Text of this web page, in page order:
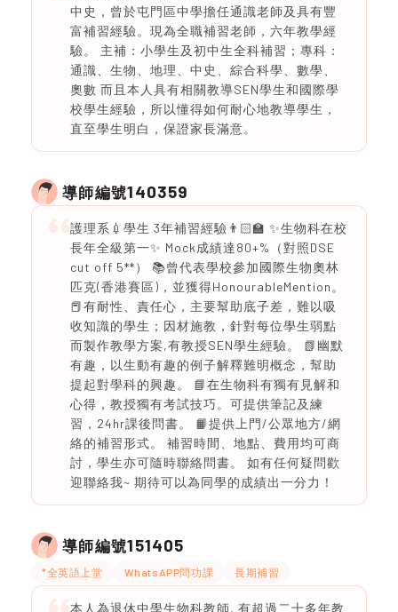
中史，曾於屯門區中學擔任通識老師及具有豐
富補習經驗。現為全職補習老師，六年教學經
驗。 主補：小學生及初中生全科補習；專科：
通識、生物、地理、中史、綜合科學、數學、
奧數 而且本人具有相關教導SEN學生和國際學
校學生經驗，所以懂得如何耐心地教導學生，
直至學生明白，保證家長滿意。
導師編號140359
護理系💉學生 3年補習經驗👨🏻‍🏫 ✨生物科在校
長年全級第一✨ Mock成績達80+%（對照DSE
cut off 5**） 📚曾代表學校參加國際生物奧林
匹克(香港賽區)，並獲得HonourableMention。
📕有耐性、責任心，主要幫助底子差，難以吸
收知識的學生；因材施教，針對每位學生弱點
而製作教學方案,有教授SEN學生經驗。 📗幽默
有趣，以生動有趣的例子解釋難明概念，幫助
提起對學科的興趣。 📘在生物科有獨有見解和
心得，教授獨有考試技巧。可提供筆記及練
習，24hr課後問書。 📙提供上門/公眾地方/網
絡的補習形式。 補習時間、地點、費用均可商
討，學生亦可隨時聯絡問書。 如有任何疑問歡
迎聯絡我~ 期待可以為同學的成績出一分力！
導師編號151405
*全英語上堂 WhatsAPP問功課 長期補習
本人為退休中學生物科教師, 有超過二十多年教